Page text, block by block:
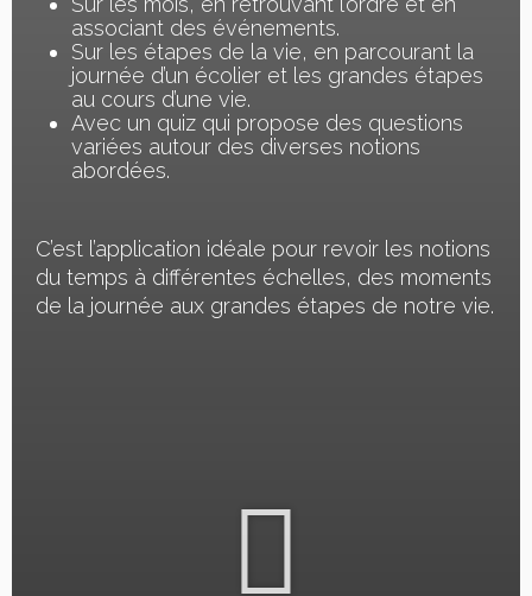
associant des événements.
Sur les étapes de la vie, en parcourant la
journée d’un écolier et les grandes étapes
au cours d’une vie.
Avec un quiz qui propose des questions
variées autour des diverses notions
abordées.
C’est l’application idéale pour revoir les notions
du temps à différentes échelles, des moments
de la journée aux grandes étapes de notre vie.